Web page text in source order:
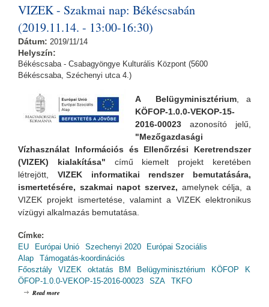
VIZEK - Szakmai nap: Békéscsabán
(2019.11.14. - 13:00-16:30)
Dátum: 2019/11/14
Helyszín:
Békéscsaba - Csabagyöngye Kulturális Központ (5600
Békéscsaba, Széchenyi utca 4.)
A Belügyminisztérium , a
KÖFOP-1.0.0-VEKOP-15-
2016-00023 azonosító jelű,
"Mezőgazdasági
Vízhasználat Információs és Ellenőrzési Keretrendszer
(VIZEK) kialakítása" című kiemelt projekt keretében
létrejött, VIZEK informatikai rendszer bemutatására,
ismertetésére, szakmai napot szervez, amelynek célja, a
VIZEK projekt ismertetése, valamint a VIZEK elektronikus
vízügyi alkalmazás bemutatása.
Címke:
EU
Európai Unió Szechenyi 2020
Európai Szociális
Alap
Támogatás-koordinációs
Főosztály
VIZEK oktatás BM Belügyminisztérium KÖFOP
K
ÖFOP-1.0.0-VEKOP-15-2016-00023
SZA TKFO
Read more